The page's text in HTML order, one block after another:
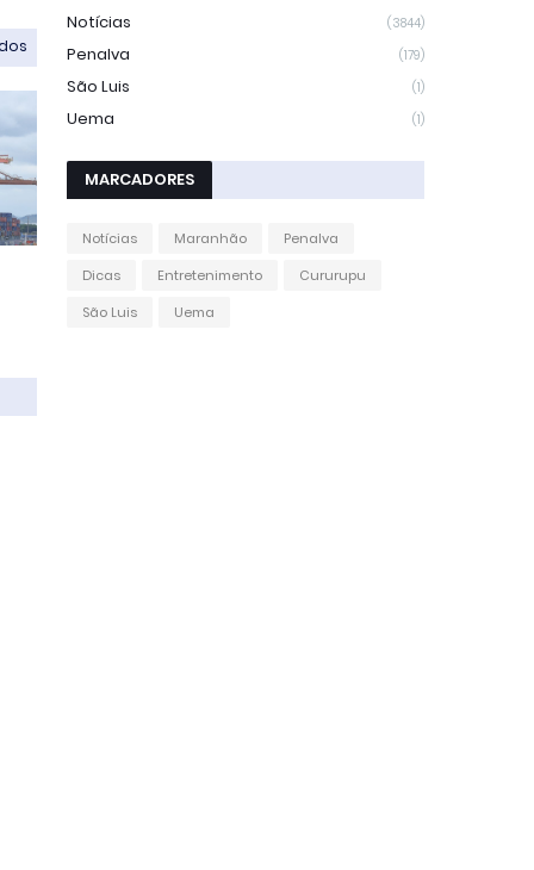
Notícias (3844)
Penalva (179)
São Luis (1)
Uema (1)
MARCADORES
Notícias Maranhão
Penalva
Dicas
Entretenimento
Cururupu
São Luis
Uema